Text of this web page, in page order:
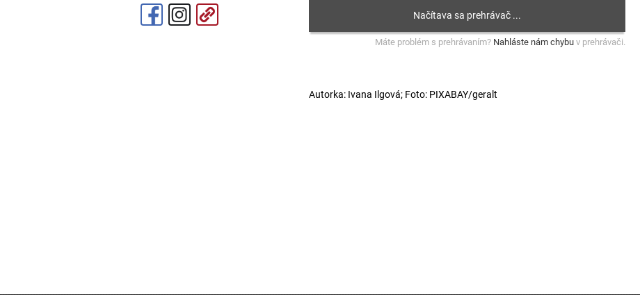
Máte problém s prehrávaním? Nahláste nám chybu v prehrávači.
Autorka: Ivana Ilgová; Foto: PIXABAY/geralt